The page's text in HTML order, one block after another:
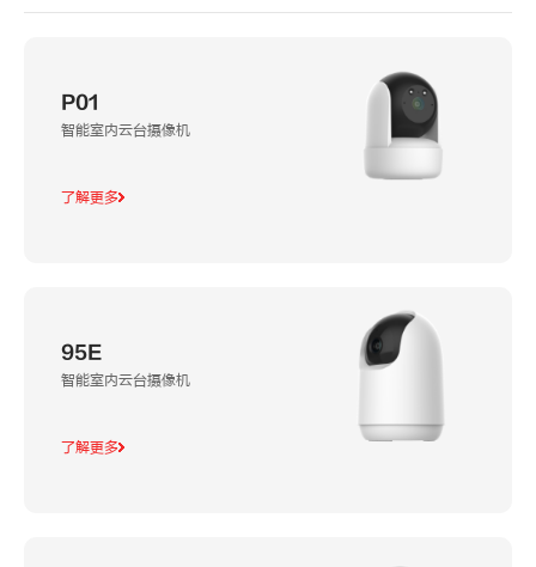
P01
智能室内云台摄像机
了解更多
95E
智能室内云台摄像机
了解更多